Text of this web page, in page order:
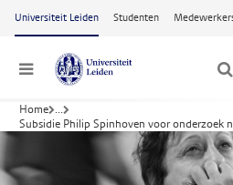
Ga naar hoofdinhoud
Universiteit Leiden Studenten
Menu
Home ...
Subsidie Philip Spinhoven voor onderzoek